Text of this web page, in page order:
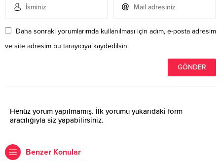
Daha sonraki yorumlarımda kullanılması için adım, e-posta adresim
ve site adresim bu tarayıcıya kaydedilsin.
Henüz yorum yapılmamış. İlk yorumu yukarıdaki form
aracılığıyla siz yapabilirsiniz.
Benzer Konular